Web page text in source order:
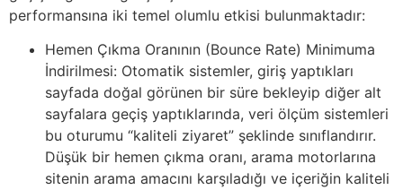
performansına iki temel olumlu etkisi bulunmaktadır:
Hemen Çıkma Oranının (Bounce Rate) Minimuma
İndirilmesi: Otomatik sistemler, giriş yaptıkları
sayfada doğal görünen bir süre bekleyip diğer alt
sayfalara geçiş yaptıklarında, veri ölçüm sistemleri
bu oturumu “kaliteli ziyaret” şeklinde sınıflandırır.
Düşük bir hemen çıkma oranı, arama motorlarına
sitenin arama amacını karşıladığı ve içeriğin kaliteli